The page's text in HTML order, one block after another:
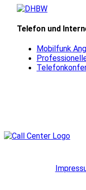
Telefon und
Mobilfunk